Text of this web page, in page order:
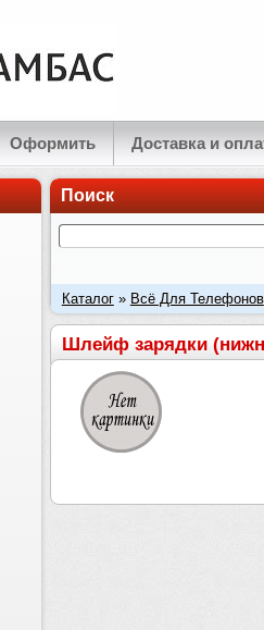
Оформить Доставка и
Поиск
Каталог» Всё Для Телефонов
Шлейф зарядки